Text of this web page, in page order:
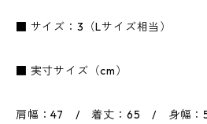
■ サイズ：3（Lサイズ相当）
■ 実寸サイズ（cm）
肩幅：47 / 着丈：65 / 身幅：